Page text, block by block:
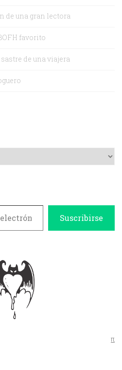
de una gran lectora
favorito
de una viajera
Suscribirse
π